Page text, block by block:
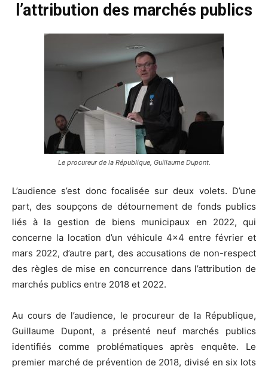
l’attribution des marchés publics
Le procureur de la République, Guillaume Dupont.
L’audience s’est donc focalisée sur deux volets. D’une
part, des soupçons de détournement de fonds publics
liés à la gestion de biens municipaux en 2022, qui
concerne la location d’un véhicule 4×4 entre février et
mars 2022, d’autre part, des accusations de non-respect
des règles de mise en concurrence dans l’attribution de
marchés publics entre 2018 et 2022.
Au cours de l’audience, le procureur de la République,
Guillaume Dupont, a présenté neuf marchés publics
identifiés comme problématiques après enquête. Le
premier marché de prévention de 2018, divisé en six lots